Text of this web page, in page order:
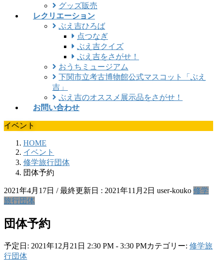
グッズ販売
レクリエーション
ぶえ吉ひろば
点つなぎ
ぶえ吉クイズ
ぶえ吉をさがせ！
おうちミュージアム
下関市立考古博物館公式マスコット「ぶえ
吉」
ぶえ吉のオススメ展示品をさがせ！
お問い合わせ
イベント
HOME
イベント
修学旅行団体
団体予約
2021年4月17日 / 最終更新日 : 2021年11月2日 user-kouko 修学
旅行団体
団体予約
予定日: 2021年12月21日 2:30 PM - 3:30 PMカテゴリー: 修学旅
行団体